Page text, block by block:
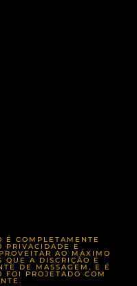
É COMPLETAMENTE
PRIVACIDADE E
AO MÁXIMO
QUE A DISCRIÇÃO É
DE MASSAGEM, E É
FOI PROJETADO COM